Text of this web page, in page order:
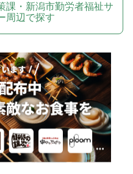
・新潟市勤労者福祉サ
周辺で探す